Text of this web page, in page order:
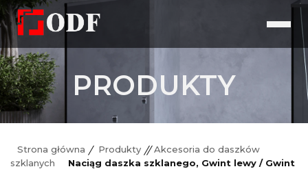
PRODUKTY
Strona główna Produkty
Akcesoria do daszków
szklanych
Naciąg daszka szklanego, Gwint lewy / Gwint